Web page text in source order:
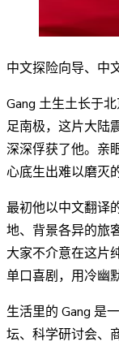
中文探险向导、中
Gang 土生土长于
足南极，这片大陆
深深俘获了他。亲
心底生出难以磨灭
最初他以中文翻译
地、背景各异的旅
大家不介意在这片
单口喜剧，用冷幽
生活里的 Gang 是
坛、科学研讨会、